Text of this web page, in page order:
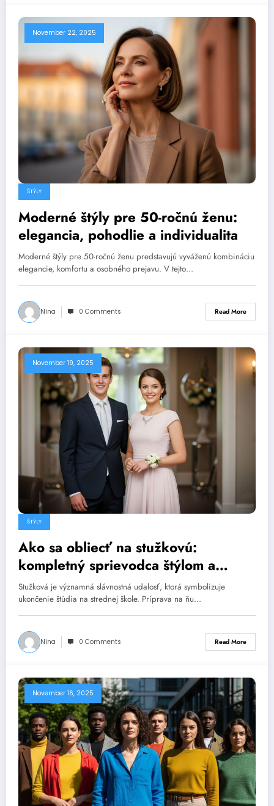
November 22, 2025
ŠTÝLY
Moderné štýly pre 50-ročnú ženu:
elegancia, pohodlie a individualita
Moderné štýly pre 50-ročnú ženu predstavujú vyváženú kombináciu
elegancie, komfortu a osobného prejavu. V tejto…
Nina 0 Comments Read More
November 19, 2025
ŠTÝLY
Ako sa obliecť na stužkovú:
kompletný sprievodca štýlom a
etikou
Stužková je významná slávnostná udalosť, ktorá symbolizuje
ukončenie štúdia na strednej škole. Príprava na ňu…
Nina 0 Comments Read More
November 16, 2025